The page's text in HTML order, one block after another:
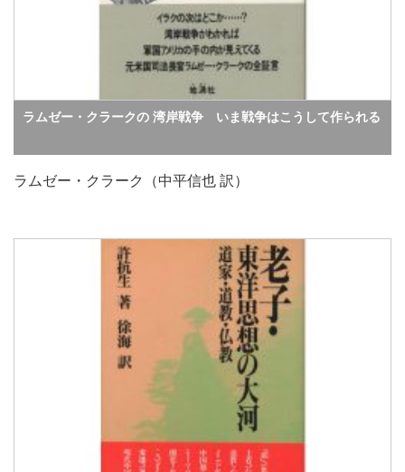
ラムゼー・クラークの 湾岸戦争 いま戦争はこうして作られる
ラムゼー・クラーク（中平信也 訳）